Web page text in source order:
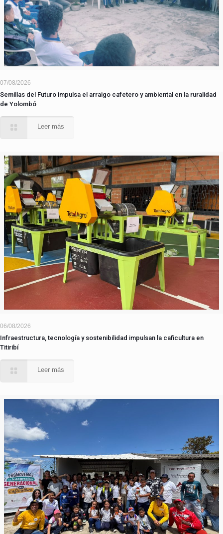
07/08/2026
Semillas del Futuro impulsa el arraigo cafetero y ambiental en la ruralidad
de Yolombó
Leer más
06/08/2026
Infraestructura, tecnología y sostenibilidad impulsan la caficultura en
Titiribí
Leer más